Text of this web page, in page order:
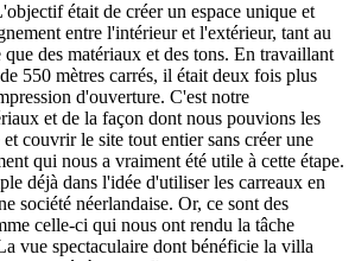
était de créer un espace unique et
entre l'intérieur et l'extérieur, tant au
des matériaux et des tons. En travaillant
550 mètres carrés, il était deux fois plus
d'ouverture. C'est notre
et de la façon dont nous pouvions les
couvrir le site tout entier sans créer une
qui nous a vraiment été utile à cette étape.
déjà dans l'idée d'utiliser les carreaux en
société néerlandaise. Or, ce sont des
celle-ci qui nous ont rendu la tâche
vue spectaculaire dont bénéficie la villa